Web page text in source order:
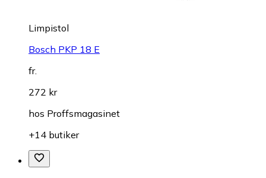
Limpistol
Bosch PKP 18 E
fr.
272 kr
hos Proffsmagasinet
+14 butiker